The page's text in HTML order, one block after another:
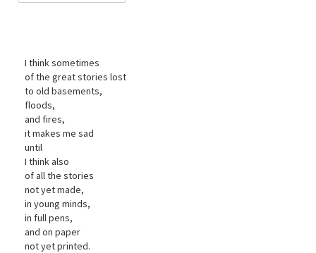
I think sometimes
of the great stories lost
to old basements,
floods,
and fires,
it makes me sad
until
I think also
of all the stories
not yet made,
in young minds,
in full pens,
and on paper
not yet printed.